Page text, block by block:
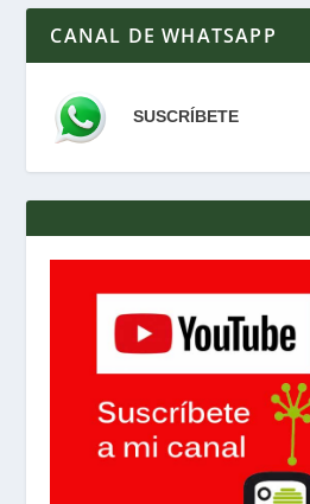
CANAL DE WHATSAPP
SUSCRÍBETE